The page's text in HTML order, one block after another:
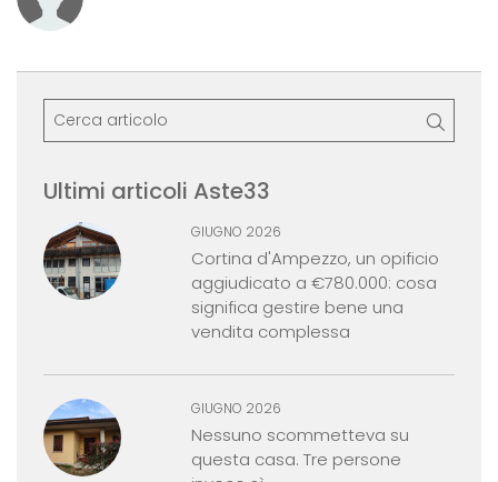
Ultimi articoli Aste33
GIUGNO 2026
Cortina d'Ampezzo, un opificio
aggiudicato a €780.000: cosa
significa gestire bene una
vendita complessa
GIUGNO 2026
Nessuno scommetteva su
questa casa. Tre persone